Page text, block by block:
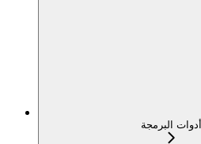
أدوات البرمجة